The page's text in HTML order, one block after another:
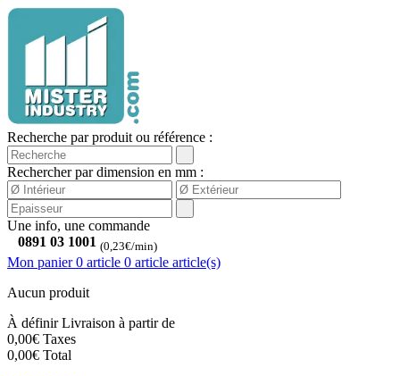
Recherche par produit ou référence :
Rechercher par dimension en mm :
Une info, une commande
0891 03 1001 (0,23€/min)
Mon panier 0 article 0 article article(s)
Aucun produit
À définirLivraison à partir de
0,00€ Taxes
0,00€ Total